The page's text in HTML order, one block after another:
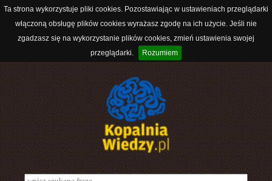
Ta strona wykorzystuje pliki cookies. Pozostawiając w ustawieniach przeglądarki
włączoną obsługę plików cookies wyrażasz zgodę na ich użycie. Jeśli nie
zgadzasz się na wykorzystanie plików cookies, zmień ustawienia swojej
przeglądarki.
Rozumiem